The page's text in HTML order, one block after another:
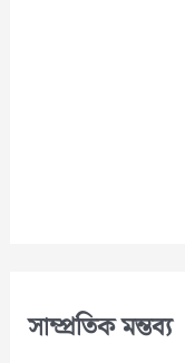
সাম্প্রতিক মন্তব্য